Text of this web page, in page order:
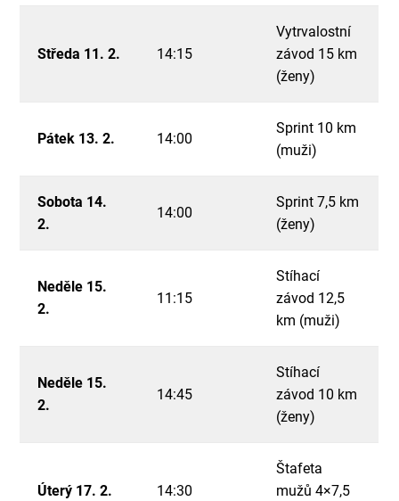
Středa 11. 2. 14:15
Vytrvalostní
závod 15 km
(ženy)
Pátek 13. 2. 14:00
Sprint 10 km
(muži)
Sobota 14.
2.
14:00
Sprint 7,5 km
(ženy)
Neděle 15.
2.
11:15
Stíhací
závod 12,5
km (muži)
Neděle 15.
2.
14:45
Stíhací
závod 10 km
(ženy)
Úterý 17. 2. 14:30
Štafeta
mužů 4×7,5